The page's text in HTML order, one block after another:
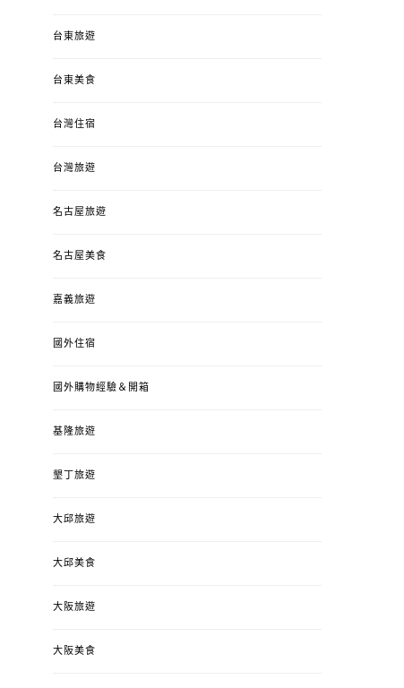
台東旅遊
台東美食
台灣住宿
台灣旅遊
名古屋旅遊
名古屋美食
嘉義旅遊
國外住宿
國外購物經驗＆開箱
基隆旅遊
墾丁旅遊
大邱旅遊
大邱美食
大阪旅遊
大阪美食